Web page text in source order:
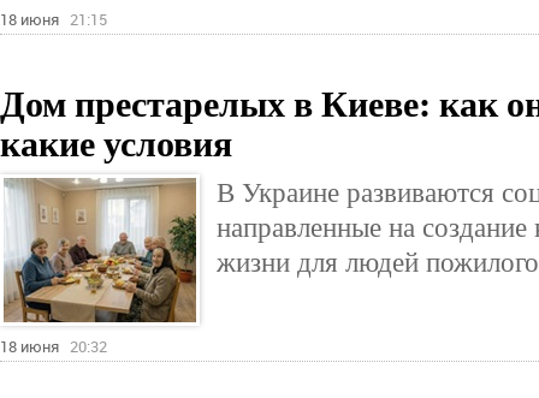
18 июня 21:15
Дом престарелых в Киеве: как
какие условия
В Украине развиваются
направленные на
жизни для людей пожилого
18 июня 20:32